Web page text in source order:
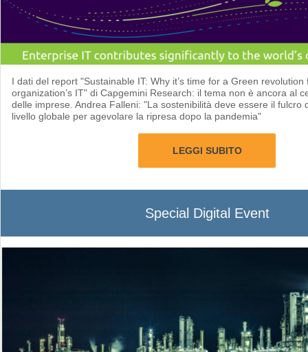
I dati del report "Sustainable IT: Why it’s time for a Green revolution
organization’s IT" di Capgemini Research: il tema non è ancora al
delle imprese. Andrea Falleni: "La sostenibilità deve essere il fulcro
livello globale per agevolare la ripresa dopo la pandemia"
LEGGI SUBITO
Special Digital Event